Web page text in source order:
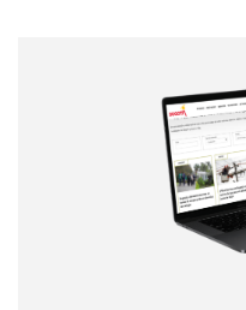
Correo electrónico
Tipo de comentario